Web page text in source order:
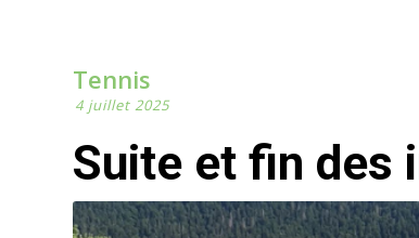
Tennis
4 juillet 2025
Suite et fin